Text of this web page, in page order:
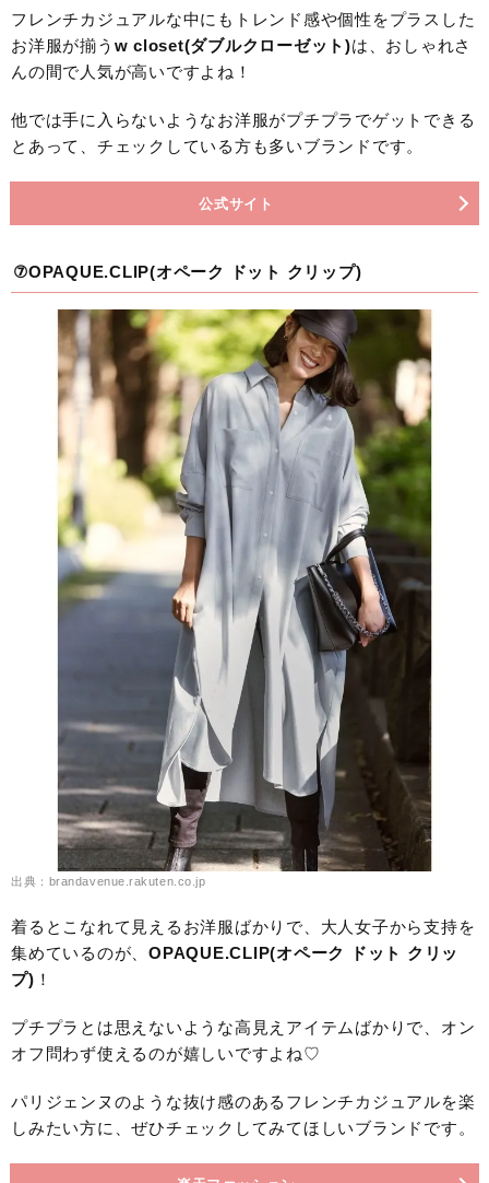
フレンチカジュアルな中にもトレンド感や個性をプラスした
お洋服が揃う w closet(ダブルクローゼット)は、おしゃれさ
んの間で人気が高いですよね！
他では手に入らないようなお洋服がプチプラでゲットできる
とあって、チェックしている方も多いブランドです。
公式サイト
⑦OPAQUE.CLIP(オペーク ドット クリップ)
出典：brandavenue.rakuten.co.jp
着るとこなれて見えるお洋服ばかりで、大人女子から支持を
集めているのが、 OPAQUE.CLIP(オペーク ドット クリッ
プ) ！
プチプラとは思えないような高見えアイテムばかりで、オン
オフ問わず使えるのが嬉しいですよね♡
パリジェンヌのような抜け感のあるフレンチカジュアルを楽
しみたい方に、ぜひチェックしてみてほしいブランドです。